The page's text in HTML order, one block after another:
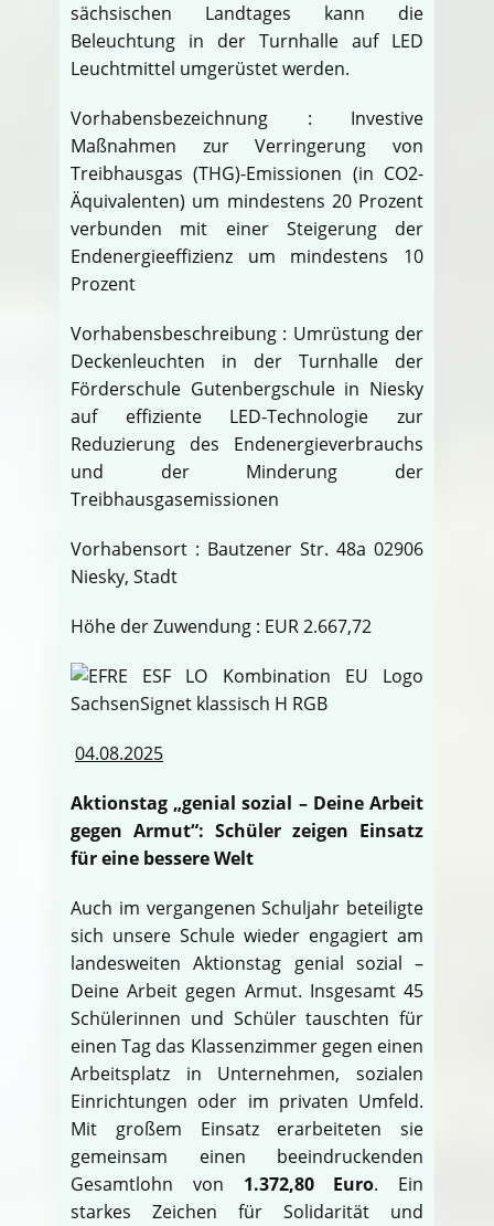
sächsischen Landtages kann die
Beleuchtung in der Turnhalle auf LED
Leuchtmittel umgerüstet werden.
Vorhabensbezeichnung : Investive
Maßnahmen zur Verringerung von
Treibhausgas (THG)-Emissionen (in CO2-
Äquivalenten) um mindestens 20 Prozent
verbunden mit einer Steigerung der
Endenergieeffizienz um mindestens 10
Prozent
Vorhabensbeschreibung : Umrüstung der
Deckenleuchten in der Turnhalle der
Förderschule Gutenbergschule in Niesky
auf effiziente LED-Technologie zur
Reduzierung des Endenergieverbrauchs
und der Minderung der
Treibhausgasemissionen
Vorhabensort : Bautzener Str. 48a 02906
Niesky, Stadt
Höhe der Zuwendung : EUR 2.667,72
04.08.2025
Aktionstag „genial sozial – Deine Arbeit
gegen Armut“: Schüler zeigen Einsatz
für eine bessere Welt
Auch im vergangenen Schuljahr beteiligte
sich unsere Schule wieder engagiert am
landesweiten Aktionstag genial sozial –
Deine Arbeit gegen Armut. Insgesamt 45
Schülerinnen und Schüler tauschten für
einen Tag das Klassenzimmer gegen einen
Arbeitsplatz in Unternehmen, sozialen
Einrichtungen oder im privaten Umfeld.
Mit großem Einsatz erarbeiteten sie
gemeinsam einen beeindruckenden
Gesamtlohn von 1.372,80 Euro. Ein
starkes Zeichen für Solidarität und